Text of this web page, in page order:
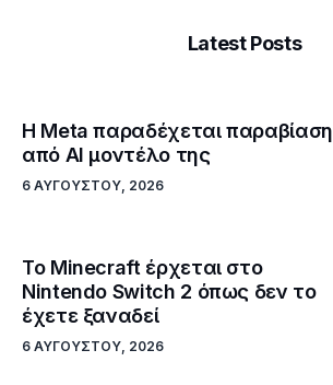
Latest Posts
Η Meta παραδέχεται παραβίαση
από AI μοντέλο της
6 ΑΥΓΟΎΣΤΟΥ, 2026
Το Minecraft έρχεται στο
Nintendo Switch 2 όπως δεν το
έχετε ξαναδεί
6 ΑΥΓΟΎΣΤΟΥ, 2026